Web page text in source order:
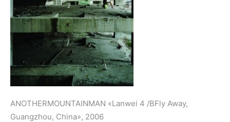
ANOTHERMOUNTAINMAN «Lanwei 4 /BFly Away,
Guangzhou, China», 2006